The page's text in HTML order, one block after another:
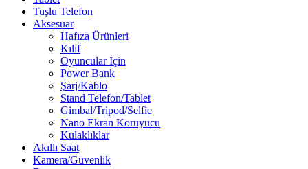
Tuşlu Telefon
Aksesuar
Hafıza Ürünleri
Kılıf
Oyuncular İçin
Power Bank
Şarj/Kablo
Stand Telefon/Tablet
Gimbal/Tripod/Selfie
Nano Ekran Koruyucu
Kulaklıklar
Akıllı Saat
Kamera/Güvenlik